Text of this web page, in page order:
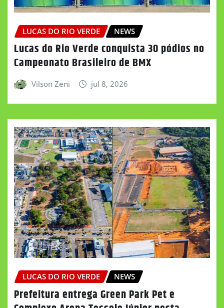
LUCAS DO RIO VERDE NEWS
Lucas do Rio Verde conquista 30 pódios no
Campeonato Brasileiro de BMX
Vilson Zeni jul 8, 2026
LUCAS DO RIO VERDE NEWS
Prefeitura entrega Green Park Pet e